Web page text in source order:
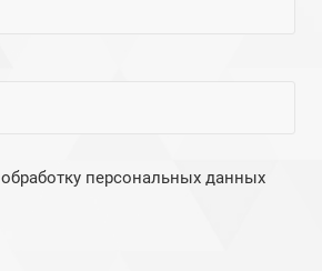
обработку персональных данных